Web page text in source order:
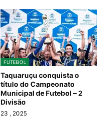
FUTEBOL
Taquaruçu conquista o
título do Campeonato
Municipal de Futebol – 2
Divisão
23 , 2025